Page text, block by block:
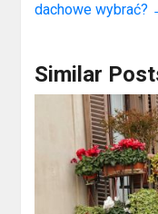
dachowe wybrać?
Similar